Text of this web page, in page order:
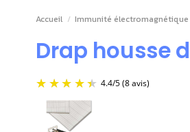
Accueil Immunité électromagnétique
Drap housse